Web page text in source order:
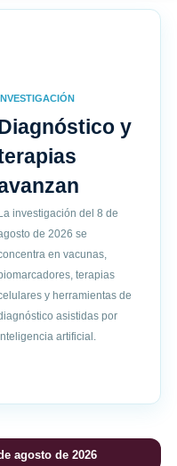
y
investigación del 8 de
de 2026 se
en vacunas,
terapias
y herramientas de
asistidas por
artificial.
agosto de 2026